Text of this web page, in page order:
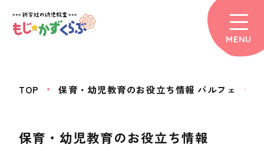
MENU
TOP 保育・幼児教育のお役立ち情報 パルフェ
保育・幼児教育のお役立ち情報